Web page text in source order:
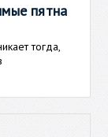
пятна
тогда,